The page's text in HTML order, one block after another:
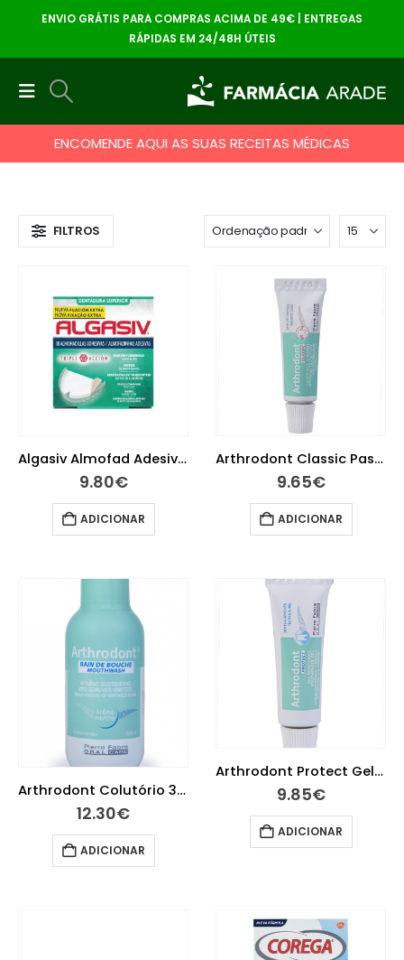
ENVIO GRÁTIS PARA COMPRAS ACIMA DE 49€ | ENTREGAS
RÁPIDAS EM 24/48H ÚTEIS
ENCOMENDE AQUI AS SUAS RECEITAS MÉDICAS
FILTROS
Algasiv Almofad Adesivas Dent Sup X18
9.80€
ADICIONAR
Arthrodont Classic Pasta Dentífrica 75ml
9.65€
ADICIONAR
Arthrodont Colutório 300ml
12.30€
ADICIONAR
Arthrodont Protect Gel Dentífrico 75ml
9.85€
ADICIONAR